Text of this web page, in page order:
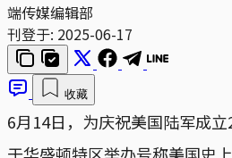
端传媒编辑部
刊登于: 2025-06-17
收藏
6月14日，为庆祝美国陆军成
于华盛顿特区举办号称美国史